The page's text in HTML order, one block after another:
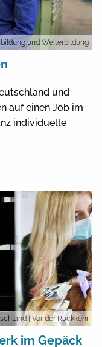
und Weiterbildung
und
auf einen Job im
individuelle
| Vor der Rückkehr
im Gepäck